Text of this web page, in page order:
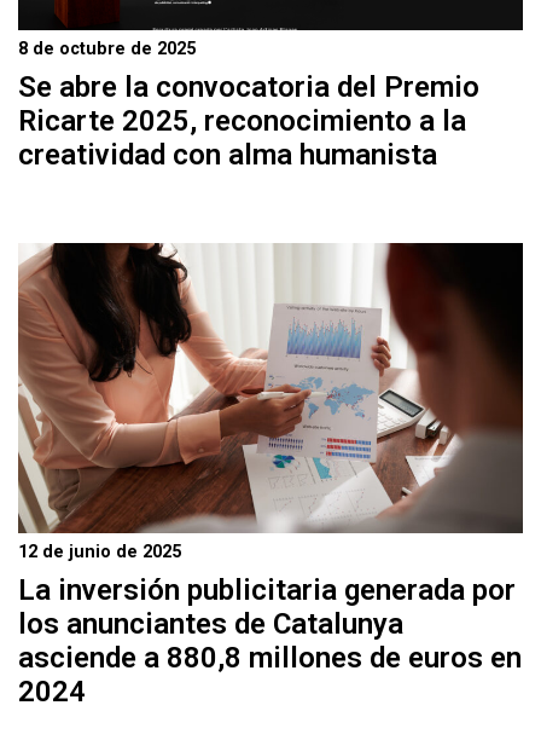
8 de octubre de 2025
Se abre la convocatoria del Premio
Ricarte 2025, reconocimiento a la
creatividad con alma humanista
12 de junio de 2025
La inversión publicitaria generada por
los anunciantes de Catalunya
asciende a 880,8 millones de euros en
2024